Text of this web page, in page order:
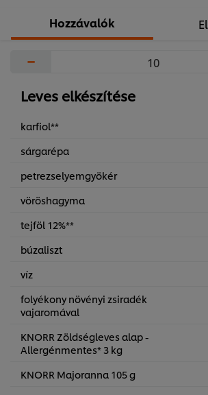
receptet készítette Szikora Péter
Hozzávalók
−
Leves elkészítése
karfiol**
sárgarépa
petrezselyemgyökér
vöröshagyma
tejföl 12%**
búzaliszt
víz
folyékony növényi zsiradék
vajaromával
KNORR Zöldségleves alap -
Allergénmentes* 3 kg
KNORR Majoranna 105 g